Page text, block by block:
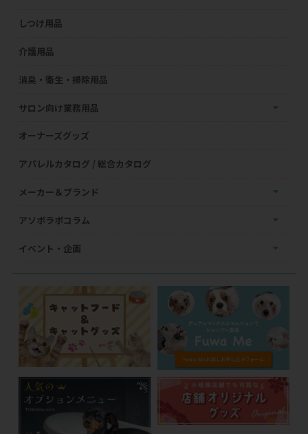
しつけ用品
介護用品
消臭・衛生・掃除用品
サロン向け業務用品
オーナーズグッズ
アパレルカタログ / 総合カタログ
メーカー＆ブランド
アソボラボコラム
イベント・企画